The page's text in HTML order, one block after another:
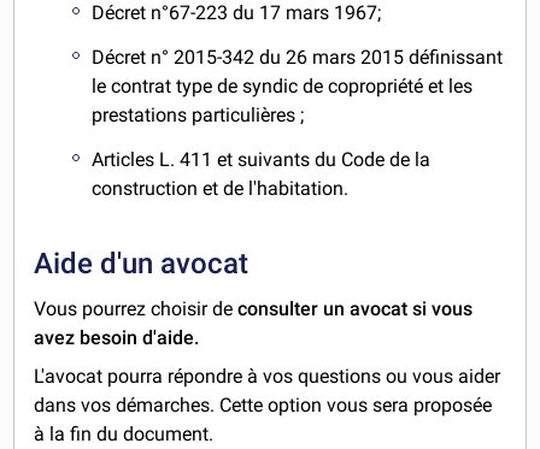
Décret n°67-223 du 17 mars 1967;
Décret n° 2015-342 du 26 mars 2015 définissant
le contrat type de syndic de copropriété et les
prestations particulières ;
Articles L. 411 et suivants du Code de la
construction et de l'habitation.
Aide d'un avocat
Vous pourrez choisir deconsulter un avocat si vous
avez besoin d'aide.
L'avocat pourra répondre à vos questions ou vous aider
dans vos démarches. Cette option vous sera proposée
à la fin du document.